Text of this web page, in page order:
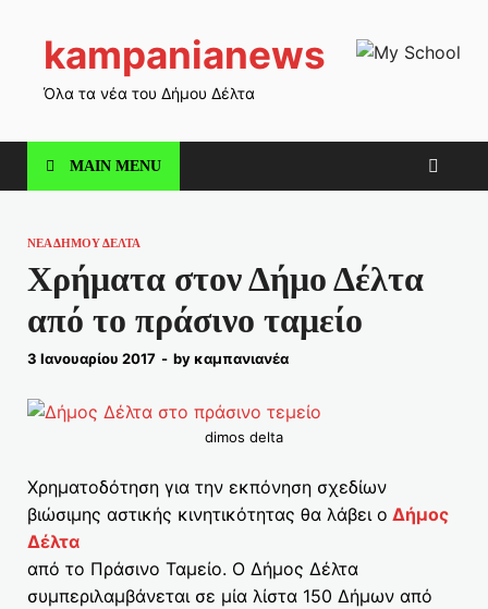
kampanianews
Όλα τα νέα του Δήμου Δέλτα
MAIN MENU
ΝΕΑ ΔΗΜΟΥ ΔΕΛΤΑ
Χρήματα στον Δήμο Δέλτα
από το πράσινο ταμείο
3 Ιανουαρίου 2017 - by καμπανιανέα
dimos delta
Χρηματοδότηση για την εκπόνηση σχεδίων
βιώσιμης αστικής κινητικότητας θα λάβει ο Δήμος
Δέλτα
από το Πράσινο Ταμείο. Ο Δήμος Δέλτα
συμπεριλαμβάνεται σε μία λίστα 150 Δήμων από